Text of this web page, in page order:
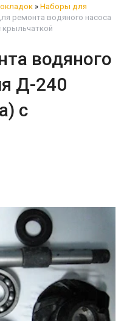
» Наборы для
ремонта водяного насоса
крыльчаткой
водяного
Д-240
с